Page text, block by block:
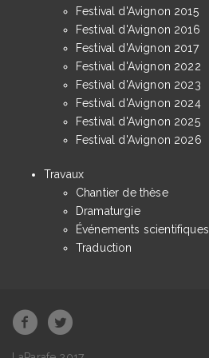
Festival d'Avignon 2015
Festival d'Avignon 2016
Festival d'Avignon 2017
Festival d'Avignon 2022
Festival d'Avignon 2023
Festival d'Avignon 2024
Festival d'Avignon 2025
Festival d'Avignon 2026
Travaux
Chantier de thèse
Dramaturgie
Événements scientifiques
Traduction